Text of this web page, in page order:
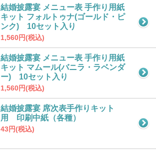
結婚披露宴 メニュー表 手作り用紙
キット フォルトゥナ(ゴールド・ピ
ンク) 10セット入り
1,560円(税込)
結婚披露宴 メニュー表 手作り用紙
キット マムール(バニラ・ラベンダ
ー) 10セット入り
1,560円(税込)
結婚披露宴 席次表手作りキット
用 印刷中紙（各種）
43円(税込)